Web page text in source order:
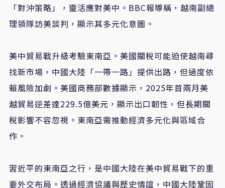
「對沖策略」，靈活應對美中。BBC報導稱，越南副總
理領隊訪美談判，顯示其多元化意圖。
美中貿易戰升級考驗東南亞。美國關稅可能迫使越南尋
找新市場，中國大陸「一帶一路」提供出路，但過度依
賴風險加劇。美國商務部數據顯示，2025年首兩月美
越貿易逆差達229.5億美元，顯示出口韌性，但長期關
稅影響不容忽視。東南亞需推動經濟多元化與區域合
作。
習近平的東南亞之行，是中國大陸在美中貿易戰下的重
要外交布局。透過經濟協議與歷史情誼，中國大陸鞏固